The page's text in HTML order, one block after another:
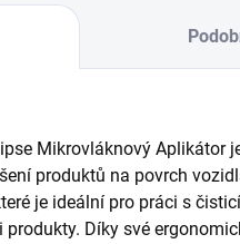
Mikrovláknový Aplikátor
produktů na povrch
je ideální pro práci s
Díky své